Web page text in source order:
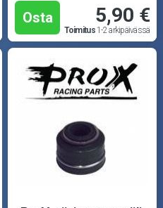
Osta 5,90 €
Toimitus1-2 arkipäivässä